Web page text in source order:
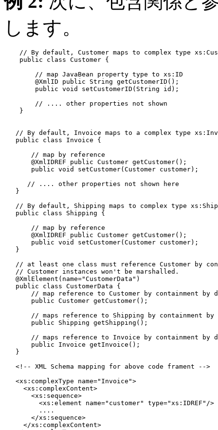
します。
    // By default, Customer maps to complex type
    public class Customer {
        // map JavaBean property type to
xs:ID
        @XmlID public String getCustomerID();
        public void setCustomerID(String id);
        // .... other properties not shown
    }
   // By default, Invoice maps to a complex type
   public class Invoice {
       // map by reference
       @XmlIDREF public Customer getCustomer();
       public void setCustomer(Customer customer);
      // .... other properties not shown here
   }
   // By default, Shipping maps to complex type
   public class Shipping {
       // map by reference
       @XmlIDREF public Customer getCustomer();
       public void setCustomer(Customer customer);
   }
// at least one class must reference Customer by
   // Customer instances won't be marshalled.
   @XmlElement(name="CustomerData")
   public class CustomerData {
// map reference to Customer by containment by
       public Customer getCustomer();
// maps reference to Shipping by containment
       public Shipping getShipping();
// maps reference to Invoice by containment by
       public Invoice getInvoice();
   }
   <!-- XML Schema mapping for above code frament -->
   <xs:complexType name="Invoice">
     <xs:complexContent>
       <xs:sequence>
         <xs:element name="customer" type="xs:IDREF"/>
         ....
       </xs:sequence>
     </xs:complexContent>